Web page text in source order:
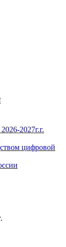
2027г.г.
цифровой